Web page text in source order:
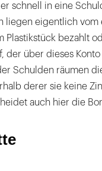
schnell in eine
liegen eigentlich vom
Plastikstück bezahlt
der über dieses
Schulden räumen
derer sie keine
auch hier die